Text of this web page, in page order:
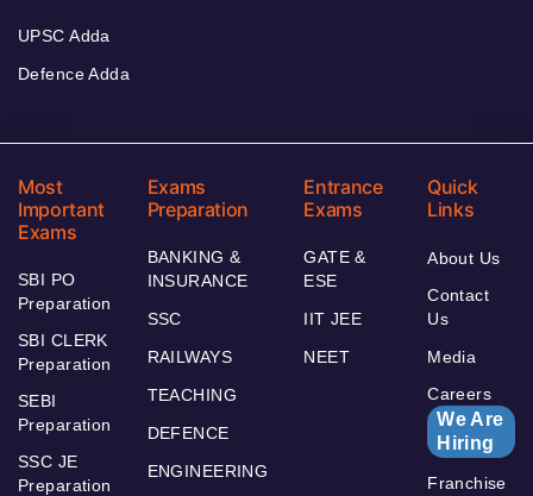
UPSC Adda
Defence Adda
Most
Important
Exams
SBI PO
Preparation
SBI CLERK
Preparation
SEBI
Preparation
SSC JE
Preparation
Exams
Preparation
BANKING &
INSURANCE
SSC
RAILWAYS
TEACHING
DEFENCE
ENGINEERING
Entrance
Exams
GATE &
ESE
IIT JEE
NEET
Quick
Links
About Us
Contact
Us
Media
Careers
We Are
Hiring
Franchise